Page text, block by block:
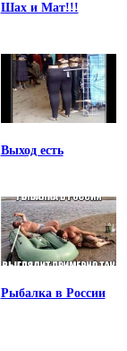
Шах и Мат!!!
Выход есть
Рыбалка в России